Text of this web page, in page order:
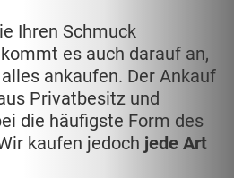
Ihren Schmuck
es auch darauf an,
ankaufen. Der Ankauf
Privatbesitz und
die häufigste Form des
kaufen jedoch jede Art